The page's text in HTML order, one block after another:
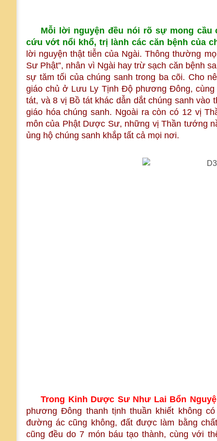
Mỗi lời nguyện đều nói rõ sự mong
cứu vớt nổi khổ, trị lành các căn bệnh của
lời nguyện thật tiễn của Ngài. Thông thường
Sư Phật”, nhân vì Ngài hay trừ sạch căn bệnh
sự tăm tối của chúng sanh trong ba cõi. Cho
giáo chủ ở Lưu Ly Tịnh Độ phương Đông,
tát, và 8 vị Bồ tát khác dẫn dắt chúng sanh
giáo hóa chúng sanh. Ngoài ra còn có 12 vị
môn của Phật Dược Sư, những vị Thần tướng
ủng hộ chúng sanh khắp tất cả mọi nơi.
Trong Kinh Dược Sư Như Lai Bổn
phương Đông thanh tịnh thuần khiết không
đường ác cũng không, đất được làm bằng
cũng đều do 7 món báu tạo thành, cùng với